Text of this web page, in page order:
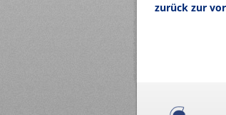
zurück zur